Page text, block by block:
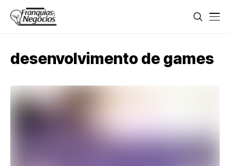
desenvolvimento de games